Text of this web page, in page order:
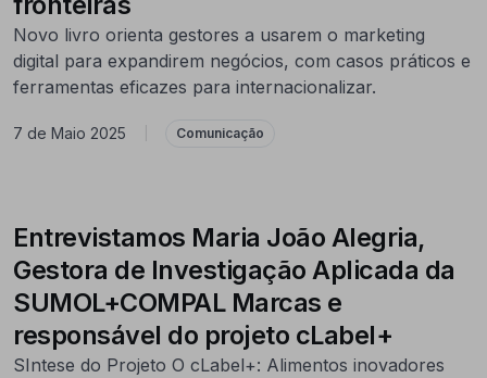
Novo livro orienta gestores a usarem o marketing
digital para expandirem negócios, com casos práticos e
ferramentas eficazes para internacionalizar.
7 de Maio 2025 Comunicação
Entrevistamos Maria João Alegria,
Gestora de Investigação Aplicada da
SUMOL+COMPAL Marcas e
responsável do projeto cLabel+
SIntese do Projeto O cLabel+: Alimentos inovadores